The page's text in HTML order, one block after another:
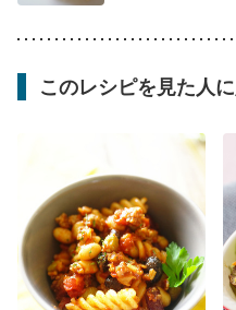
このレシピを見た人